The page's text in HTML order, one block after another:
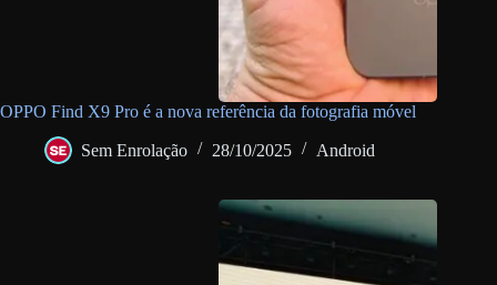
OPPO Find X9 Pro é a nova referência da fotografia móvel
Sem Enrolação 28/10/2025 Android